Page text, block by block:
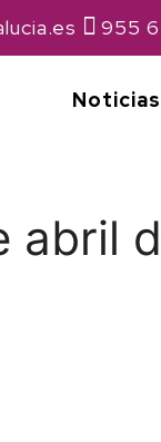
955
Noticias
abril